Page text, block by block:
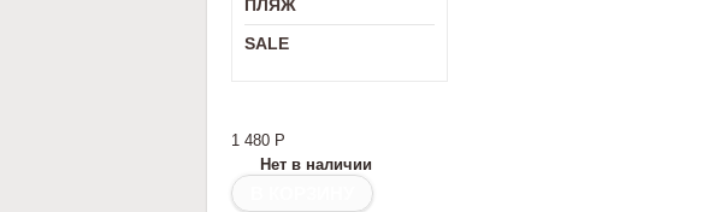
ПЛЯЖ
SALE
1 480 Р
Нет в наличии